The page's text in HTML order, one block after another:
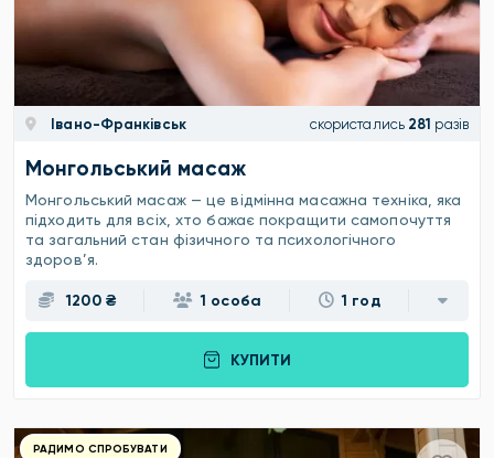
Івано-Франківськ скористались 281 разів
Монгольський масаж
Монгольський масаж — це відмінна масажна техніка, яка
підходить для всіх, хто бажає покращити самопочуття
та загальний стан фізичного та психологічного
здоров’я.
1200 ₴ 1 особа 1 год
КУПИТИ
РАДИМО СПРОБУВАТИ